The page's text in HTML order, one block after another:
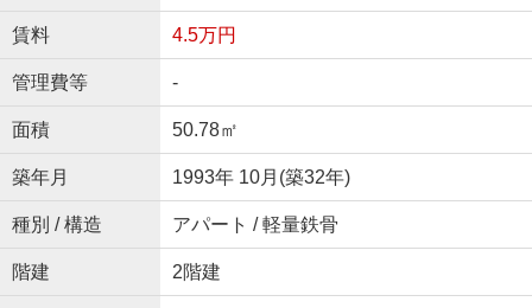
賃料 4.5万円
管理費等 -
面積 50.78㎡
築年月 1993年 10月(築32年)
種別 / 構造 アパート / 軽量鉄骨
階建 2階建